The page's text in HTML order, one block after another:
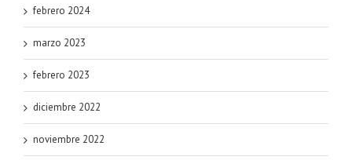
febrero 2024
marzo 2023
febrero 2023
diciembre 2022
noviembre 2022